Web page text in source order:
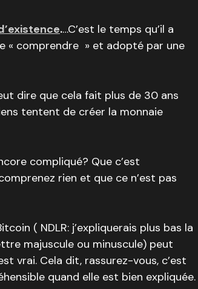
.…C’est le temps qu’il a
« comprendre » et adopté par une
dire que cela fait plus de 30 ans
tentent de créer la monnaie
compliqué? Que c’est
rien et que ce n’est pas
( NDLR: j’expliquerais plus bas la
majuscule ou minuscule) peut
vrai. Cela dit, rassurez-vous, c’est
quand elle est bien expliquée.